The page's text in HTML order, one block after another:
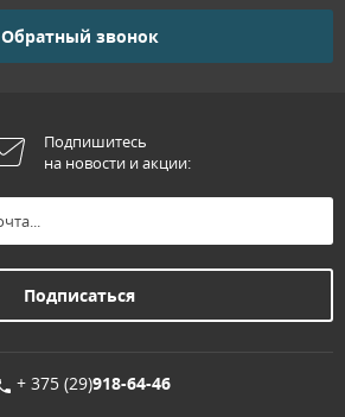
Обратный звонок
Подпишитесь
на новости и акции:
+ 375 (29)918-64-46